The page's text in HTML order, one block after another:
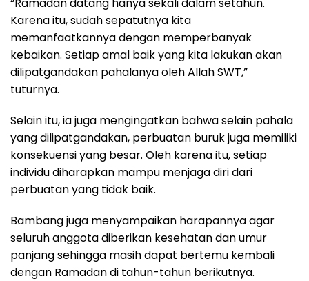
Karena itu, sudah sepatutnya kita
memanfaatkannya dengan memperbanyak
kebaikan. Setiap amal baik yang kita lakukan akan
dilipatgandakan pahalanya oleh Allah SWT,”
tuturnya.
Selain itu, ia juga mengingatkan bahwa selain pahala
yang dilipatgandakan, perbuatan buruk juga memiliki
konsekuensi yang besar. Oleh karena itu, setiap
individu diharapkan mampu menjaga diri dari
perbuatan yang tidak baik.
Bambang juga menyampaikan harapannya agar
seluruh anggota diberikan kesehatan dan umur
panjang sehingga masih dapat bertemu kembali
dengan Ramadan di tahun-tahun berikutnya.